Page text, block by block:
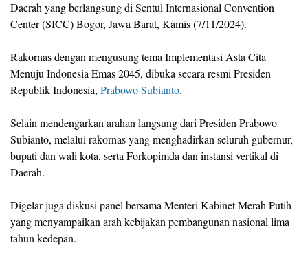
Daerah yang berlangsung di Sentul Internasional Convention
Center (SICC) Bogor, Jawa Barat, Kamis (7/11/2024).
Rakornas dengan mengusung tema Implementasi Asta Cita
Menuju Indonesia Emas 2045, dibuka secara resmi Presiden
Republik Indonesia, Prabowo Subianto.
Selain mendengarkan arahan langsung dari Presiden Prabowo
Subianto, melalui rakornas yang menghadirkan seluruh gubernur,
bupati dan wali kota, serta Forkopimda dan instansi vertikal di
Daerah.
Digelar juga diskusi panel bersama Menteri Kabinet Merah Putih
yang menyampaikan arah kebijakan pembangunan nasional lima
tahun kedepan.